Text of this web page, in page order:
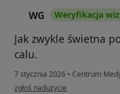
WG Weryfikacja
Jak zwykle świetna
calu.
7 stycznia 2026 • Centrum
w opinii użytkownika WG
zgłoś nadużycie